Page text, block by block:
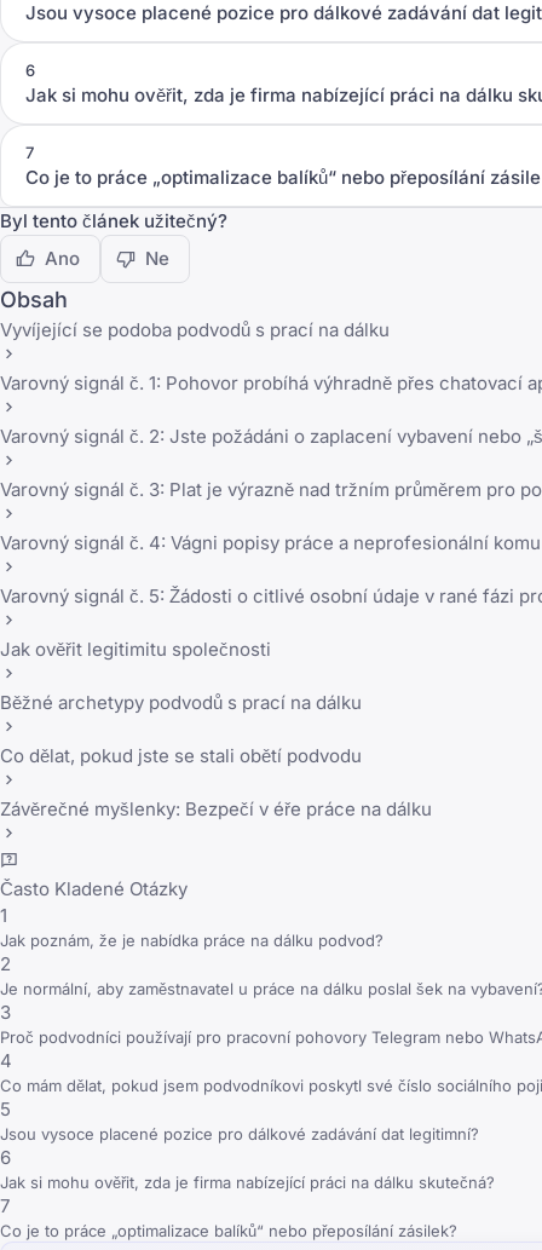
Jsou vysoce placené pozice pro dálkové zadávání dat
6
Jak si mohu ověřit, zda je firma nabízející práci na dálku
7
Co je to práce „optimalizace balíků“ nebo přeposílání
Byl tento článek užitečný?
Ano
Ne
Obsah
Vyvíjející se podoba podvodů s prací na dálku
Varovný signál č. 1: Pohovor probíhá výhradně přes chatovací
Varovný signál č. 2: Jste požádáni o zaplacení vybavení nebo
Varovný signál č. 3: Plat je výrazně nad tržním průměrem pro
Varovný signál č. 4: Vágni popisy práce a neprofesionální
Varovný signál č. 5: Žádosti o citlivé osobní údaje v rané fázi
Jak ověřit legitimitu společnosti
Běžné archetypy podvodů s prací na dálku
Co dělat, pokud jste se stali obětí podvodu
Závěrečné myšlenky: Bezpečí v éře práce na dálku
Často Kladené Otázky
1
Jak poznám, že je nabídka práce na dálku podvod?
2
Je normální, aby zaměstnavatel u práce na dálku poslal šek na
3
Proč podvodníci používají pro pracovní pohovory Telegram nebo
4
Co mám dělat, pokud jsem podvodníkovi poskytl své číslo sociálního
5
Jsou vysoce placené pozice pro dálkové zadávání dat legitimní?
6
Jak si mohu ověřit, zda je firma nabízející práci na dálku skutečná?
7
Co je to práce „optimalizace balíků“ nebo přeposílání zásilek?